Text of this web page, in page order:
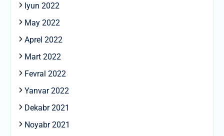
Iyun 2022
May 2022
Aprel 2022
Mart 2022
Fevral 2022
Yanvar 2022
Dekabr 2021
Noyabr 2021